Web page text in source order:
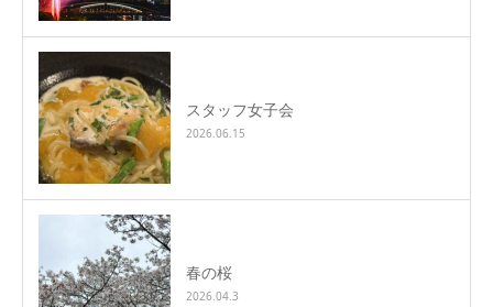
スタッフ女子会
2026.06.15
春の桜
2026.04.3